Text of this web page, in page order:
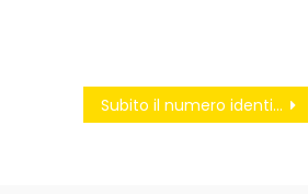
Subito il numero identificativo per le Forze dell’Ordine!!